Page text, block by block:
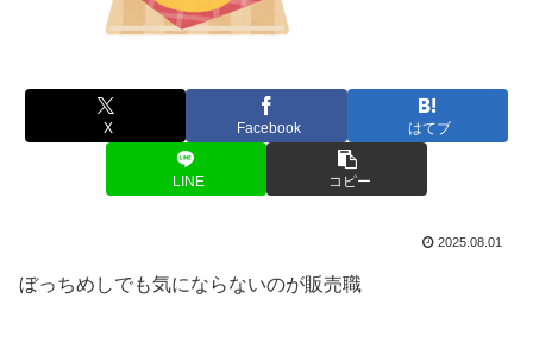
X Facebook はてブ
LINE コピー
2025.08.01
ぼっちめしでも気にならないのが販売職